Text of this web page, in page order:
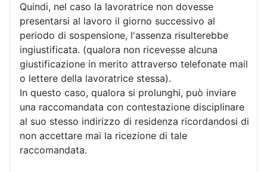
Quindi, nel caso la lavoratrice non dovesse
presentarsi al lavoro il giorno successivo al
periodo di sospensione, l'assenza risulterebbe
ingiustificata. (qualora non ricevesse alcuna
giustificazione in merito attraverso telefonate mail
o lettere della lavoratrice stessa).
In questo caso, qualora si prolunghi, può inviare
una raccomandata con contestazione disciplinare
al suo stesso indirizzo di residenza ricordandosi di
non accettare mai la ricezione di tale
raccomandata.